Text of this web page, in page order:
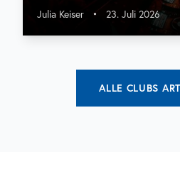
Julia Keiser • 23. Juli 2026
ALLE CLUBS